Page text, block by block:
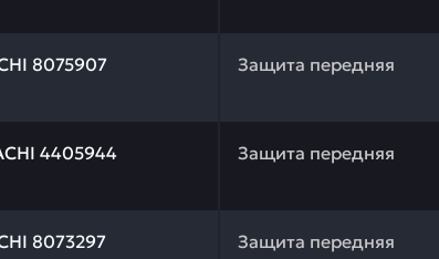
8075907 Защита передняя
подбор. Труба HITACHI
4405944 Защита передняя
подбор. Шланг HITACHI
8073297 Защита передняя
подбор. Труба HITACHI